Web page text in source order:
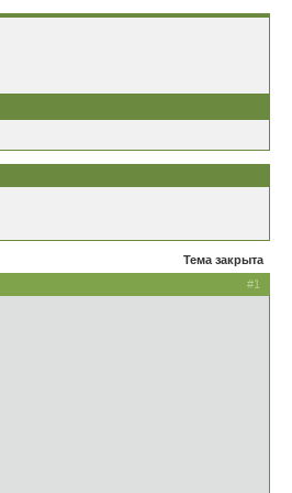
Тема закрыта
#1